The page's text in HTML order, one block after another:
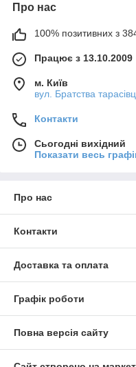
Про нас
100% позитивних з 384
Працює з 13.10.2009
м. Київ
вул. Братства
Контакти
Сьогодні вихідний
Показати весь
Про нас
Контакти
Доставка та оплата
Графік роботи
Повна версія сайту